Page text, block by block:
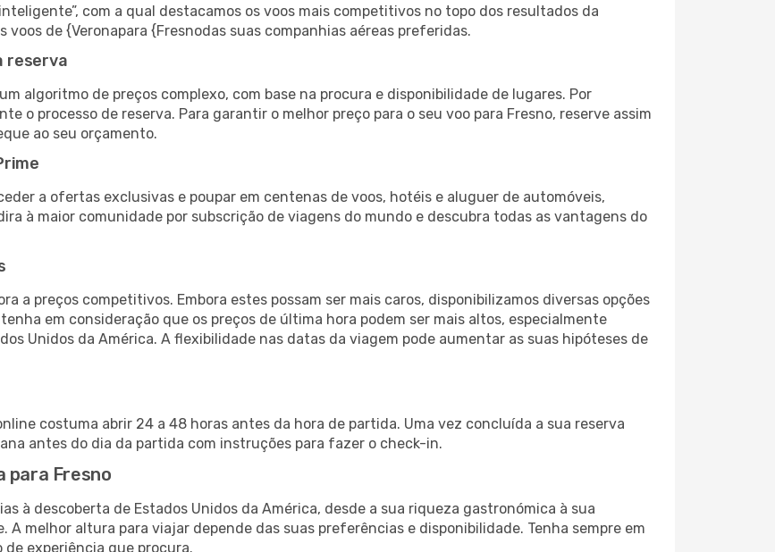
com a qual destacamos os voos mais competitivos no topo dos resultados da
voos de {Veronapara {Fresnodas suas companhias aéreas preferidas.
reserva
algoritmo de preços complexo, com base na procura e disponibilidade de lugares. Por
o processo de reserva. Para garantir o melhor preço para o seu voo para Fresno, reserve assim
ao seu orçamento.
a ofertas exclusivas e poupar em centenas de voos, hotéis e aluguer de automóveis,
à maior comunidade por subscrição de viagens do mundo e descubra todas as vantagens do
a preços competitivos. Embora estes possam ser mais caros, disponibilizamos diversas opções
em consideração que os preços de última hora podem ser mais altos, especialmente
Unidos da América. A flexibilidade nas datas da viagem pode aumentar as suas hipóteses de
costuma abrir 24 a 48 horas antes da hora de partida. Uma vez concluída a sua reserva
antes do dia da partida com instruções para fazer o check-in.
para Fresno
à descoberta de Estados Unidos da América, desde a sua riqueza gastronómica à sua
melhor altura para viajar depende das suas preferências e disponibilidade. Tenha sempre em
experiência que procura.